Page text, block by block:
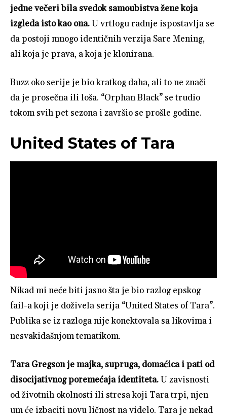
jedne večeri bila svedok samoubistva žene koja
izgleda isto kao ona.U vrtlogu radnje ispostavlja se
da postoji mnogo identičnih verzija Sare Mening,
ali koja je prava, a koja je klonirana.
Buzz oko serije je bio kratkog daha, ali to ne znači
da je prosečna ili loša. “Orphan Black” se trudio
tokom svih pet sezona i završio se prošle godine.
United States of Tara
Nikad mi neće biti jasno šta je bio razlog epskog
fail-a koji je doživela serija “United States of Tara”.
Publika se iz razloga nije konektovala sa likovima i
nesvakidašnjom tematikom.
Tara Gregson je majka, supruga, domaćica i pati od
disocijativnog poremećaja identiteta.U zavisnosti
od životnih okolnosti ili stresa koji Tara trpi, njen
um će izbaciti novu ličnost na videlo. Tara je nekad